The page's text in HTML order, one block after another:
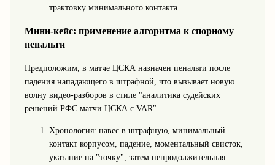
трактовку минимального контакта.
Мини‑кейс: применение алгоритма к спорному
пенальти
Предположим, в матче ЦСКА назначен пенальти после
падения нападающего в штрафной, что вызывает новую
волну видео‑разборов в стиле "аналитика судейских
решений РФС матчи ЦСКА с VAR".
Хронология: навес в штрафную, минимальный
контакт корпусом, падение, моментальный свисток,
указание на "точку", затем непродолжительная